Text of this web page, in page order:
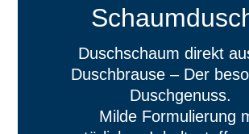
Duschschaum direkt
Duschbrause – Der
Duschgenuss.
Milde Formulierung